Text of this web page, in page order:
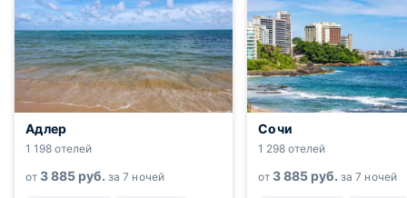
Адлер
1 198 отелей
от 3 885руб. за 7 ночей
Сочи
1 298 отелей
от 3 885руб. за 7 ночей